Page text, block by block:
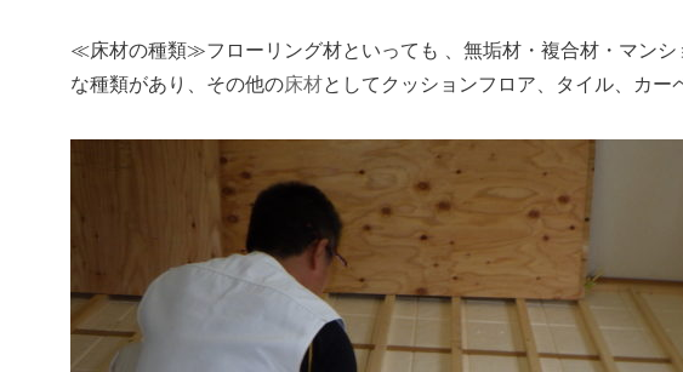
≪床材の種類≫フローリング材といっても 、無垢材・複合材・マン
な種類があり、その他の床材としてクッションフロア、タイル、カー